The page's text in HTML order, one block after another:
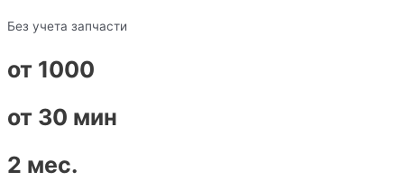
Без учета запчасти
от 1000
от 30 мин
2 мес.